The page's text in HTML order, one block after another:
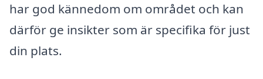
har god kännedom om området och kan
därför ge insikter som är specifika för just
din plats.